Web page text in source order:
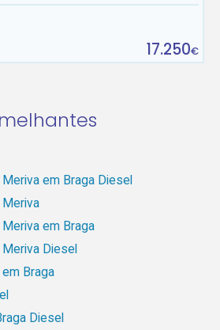
17.250€
em Braga Diesel
em Braga
Diesel
Braga
Diesel